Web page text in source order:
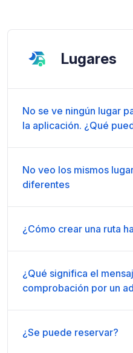
Lugares
No se ve ningún lugar
la aplicación. ¿Qué
No veo los mismos
diferentes
¿Cómo crear una ruta
¿Qué significa el
comprobación por un
¿Se puede reservar?